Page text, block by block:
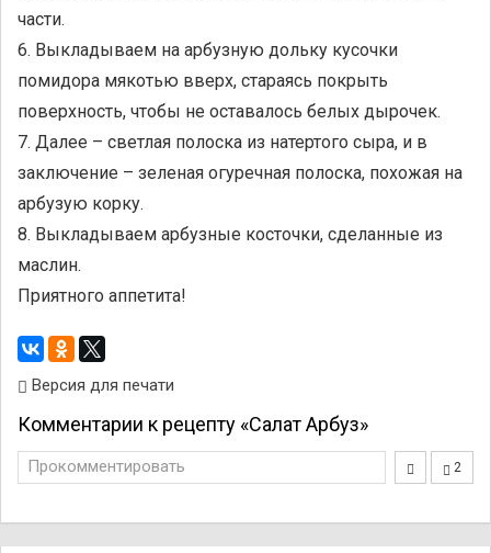
части.
6. Выкладываем на арбузную дольку кусочки
помидора мякотью вверх, стараясь покрыть
поверхность, чтобы не оставалось белых дырочек.
7. Далее – светлая полоска из натертого сыра, и в
заключение – зеленая огуречная полоска, похожая на
арбузую корку.
8. Выкладываем арбузные косточки, сделанные из
маслин.
Приятного аппетита!
Версия для печати
Комментарии к рецепту «Салат Арбуз»
2
Прокомментировать